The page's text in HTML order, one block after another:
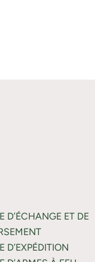
D’ÉCHANGE ET DE
D’EXPÉDITION